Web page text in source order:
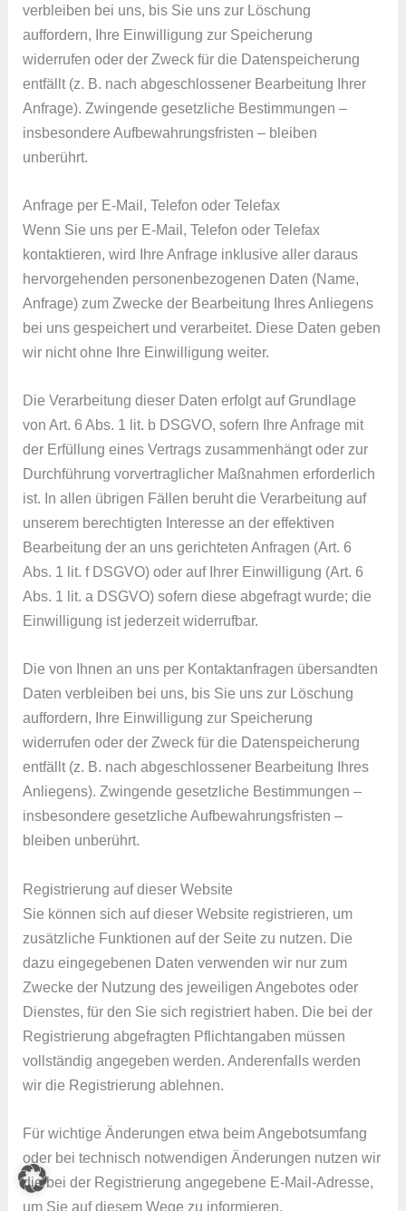
verbleiben bei uns, bis Sie uns zur Löschung
auffordern, Ihre Einwilligung zur Speicherung
widerrufen oder der Zweck für die Datenspeicherung
entfällt (z. B. nach abgeschlossener Bearbeitung Ihrer
Anfrage). Zwingende gesetzliche Bestimmungen –
insbesondere Aufbewahrungsfristen – bleiben
unberührt.
Anfrage per E-Mail, Telefon oder Telefax
Wenn Sie uns per E-Mail, Telefon oder Telefax
kontaktieren, wird Ihre Anfrage inklusive aller daraus
hervorgehenden personenbezogenen Daten (Name,
Anfrage) zum Zwecke der Bearbeitung Ihres Anliegens
bei uns gespeichert und verarbeitet. Diese Daten geben
wir nicht ohne Ihre Einwilligung weiter.
Die Verarbeitung dieser Daten erfolgt auf Grundlage
von Art. 6 Abs. 1 lit. b DSGVO, sofern Ihre Anfrage mit
der Erfüllung eines Vertrags zusammenhängt oder zur
Durchführung vorvertraglicher Maßnahmen erforderlich
ist. In allen übrigen Fällen beruht die Verarbeitung auf
unserem berechtigten Interesse an der effektiven
Bearbeitung der an uns gerichteten Anfragen (Art. 6
Abs. 1 lit. f DSGVO) oder auf Ihrer Einwilligung (Art. 6
Abs. 1 lit. a DSGVO) sofern diese abgefragt wurde; die
Einwilligung ist jederzeit widerrufbar.
Die von Ihnen an uns per Kontaktanfragen übersandten
Daten verbleiben bei uns, bis Sie uns zur Löschung
auffordern, Ihre Einwilligung zur Speicherung
widerrufen oder der Zweck für die Datenspeicherung
entfällt (z. B. nach abgeschlossener Bearbeitung Ihres
Anliegens). Zwingende gesetzliche Bestimmungen –
insbesondere gesetzliche Aufbewahrungsfristen –
bleiben unberührt.
Registrierung auf dieser Website
Sie können sich auf dieser Website registrieren, um
zusätzliche Funktionen auf der Seite zu nutzen. Die
dazu eingegebenen Daten verwenden wir nur zum
Zwecke der Nutzung des jeweiligen Angebotes oder
Dienstes, für den Sie sich registriert haben. Die bei der
Registrierung abgefragten Pflichtangaben müssen
vollständig angegeben werden. Anderenfalls werden
wir die Registrierung ablehnen.
Für wichtige Änderungen etwa beim Angebotsumfang
oder bei technisch notwendigen Änderungen nutzen wir
die bei der Registrierung angegebene E-Mail-Adresse,
um Sie auf diesem Wege zu informieren.